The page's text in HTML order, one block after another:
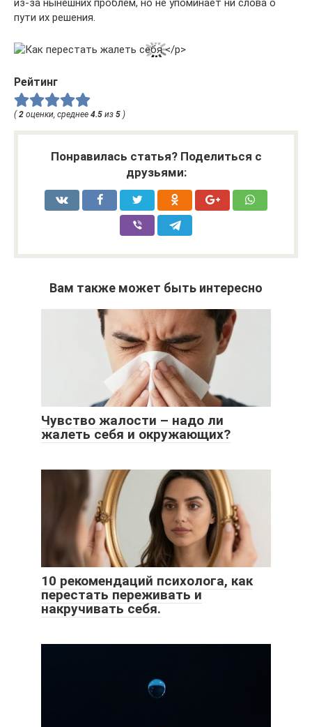
пути их решения.
Рейтинг
( 2 оценки, среднее 4.5 из 5 )
Понравилась статья? Поделиться с
друзьями:
Вам также может быть интересно
Чувство жалости – надо ли
жалеть себя и окружающих?
10 рекомендаций психолога, как
перестать переживать и
накручивать себя.